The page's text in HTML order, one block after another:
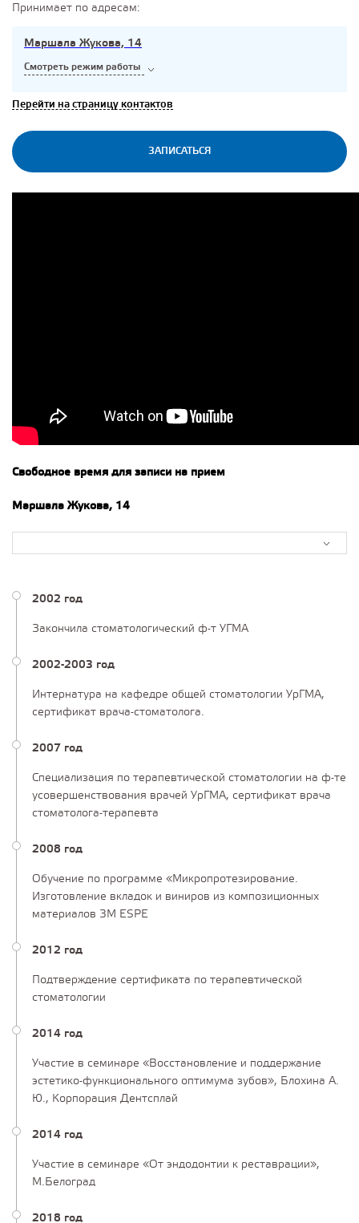
Принимает по адресам:
Маршала Жукова, 14
Смотреть режим работы
Перейти на страницу контактов
ЗАПИСАТЬСЯ
Свободное время для записи на прием
Маршала Жукова, 14
2002 год
Закончила стоматологический ф-т УГМА
2002-2003 год
Интернатура на кафедре общей стоматологии УрГМА,
сертификат врача-стоматолога.
2007 год
Специализация по терапевтической стоматологии на ф-те
усовершенствования врачей УрГМА, сертификат врача
стоматолога-терапевта
2008 год
Обучение по программе «Микропротезирование.
Изготовление вкладок и виниров из композиционных
материалов 3М ESPE
2012 год
Подтверждение сертификата по терапевтической
стоматологии
2014 год
Участие в семинаре «Восстановление и поддержание
эстетико-функционального оптимума зубов», Блохина А.
Ю., Корпорация Дентсплай
2014 год
Участие в семинаре «От эндодонтии к реставрации»,
М.Белоград
2018 год